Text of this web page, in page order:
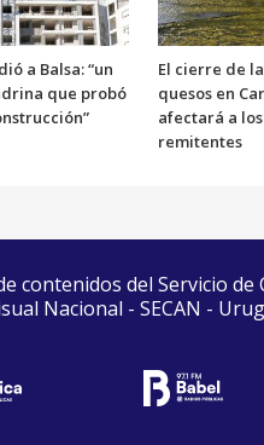
a Balsa: “un
que probó
El cierre de
quesos en
afectará a
remitentes
contenidos del Servicio de
Nacional - SECAN -